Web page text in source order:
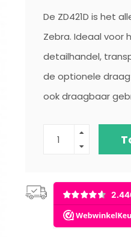
De ZD421D is het
Zebra. Ideaal voor
detailhandel,
de optionele
ook draagbaar